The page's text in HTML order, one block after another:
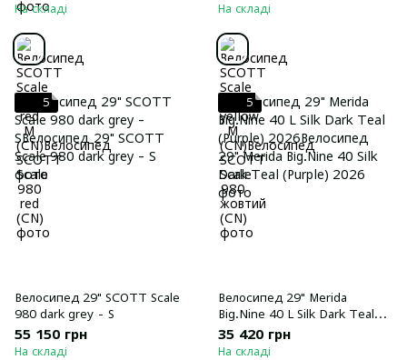
На складі На складі
5
Велосипед 29" SCOTT Scale
980 dark grey - S
55 150 грн
На складі
5
Велосипед 29" Merida
Big.Nine 40 L Silk Dark Teal
(Purple) 2026
35 420 грн
На складі